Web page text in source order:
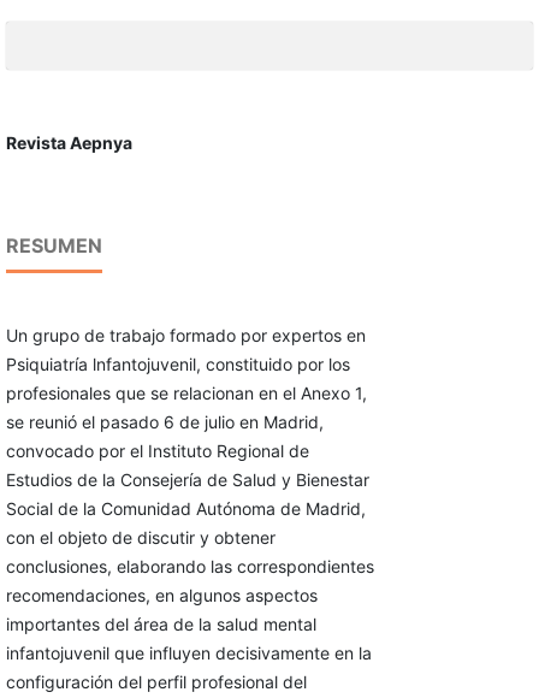
Revista Aepnya
RESUMEN
Un grupo de trabajo formado por expertos en
Psiquiatría lnfantojuvenil, constituido por los
profesionales que se relacionan en el Anexo 1,
se reunió el pasado 6 de julio en Madrid,
convocado por el Instituto Regional de
Estudios de la Consejería de Salud y Bienestar
Social de la Comunidad Autónoma de Madrid,
con el objeto de discutir y obtener
conclusiones, elaborando las correspondientes
recomendaciones, en algunos aspectos
importantes del área de la salud mental
infantojuvenil que influyen decisivamente en la
configuración del perfil profesional del